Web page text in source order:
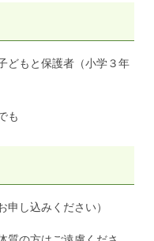
どもと保護者（小学３年
も
し込みください）